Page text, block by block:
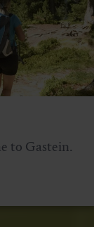
to Gastein.